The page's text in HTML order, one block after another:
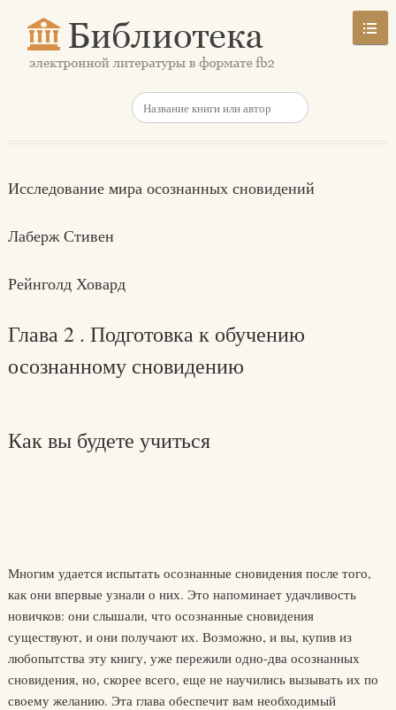
Исследование мира осознанных сновидений
Лаберж Стивен
Рейнголд Ховард
Глава 2 . Подготовка к обучению
осознанному сновидению
Как вы будете учиться
Многим удается испытать осознанные сновидения после того,
как они впервые узнали о них. Это напоминает удачливость
новичков: они слышали, что осознанные сновидения
существуют, и они получают их. Возможно, и вы, купив из
любопытства эту книгу, уже пережили одно-два осознанных
сновидения, но, скорее всего, еще не научились вызывать их по
своему желанию. Эта глава обеспечит вам необходимый